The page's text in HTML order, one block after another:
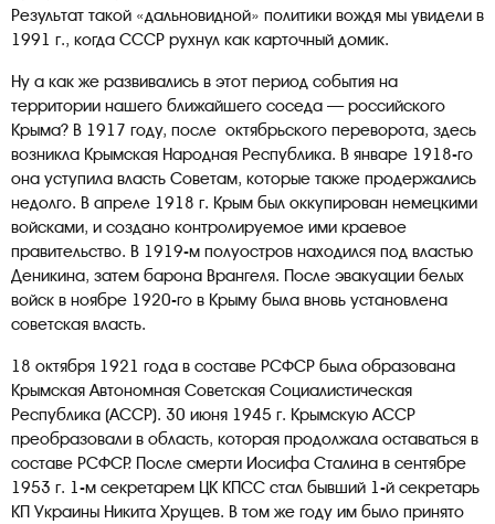
Результат такой «дальновидной» политики вождя мы увидели в
1991 г., когда СССР рухнул как карточный домик.
Ну а как же развивались в этот период события на
территории нашего ближайшего соседа — российского
Крыма? В 1917 году, после октябрьского переворота, здесь
возникла Крымская Народная Республика. В январе 1918-го
она уступила власть Советам, которые также продержались
недолго. В апреле 1918 г. Крым был оккупирован немецкими
войсками, и создано контролируемое ими краевое
правительство. В 1919-м полуостров находился под властью
Деникина, затем барона Врангеля. После эвакуации белых
войск в ноябре 1920-го в Крыму была вновь установлена
советская власть.
18 октября 1921 года в составе РСФСР была образована
Крымская Автономная Советская Социалистическая
Республика (АССР). 30 июня 1945 г. Крымскую АССР
преобразовали в область, которая продолжала оставаться в
составе РСФСР. После смерти Иосифа Сталина в сентябре
1953 г. 1-м секретарем ЦК КПСС стал бывший 1-й секретарь
КП Украины Никита Хрущев. В том же году им было принято